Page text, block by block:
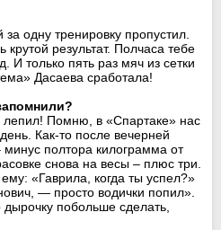
одну тренировку пропустил.
результат. Полчаса тебе
И только пять раз мяч из сетки
Дасаева сработала!
Помню, в «Спартаке» нас
Как-то после вечерней
полтора килограмма от
снова на весы – плюс три.
«Гаврила, когда ты успел?»
— просто водички попил».
побольше сделать,